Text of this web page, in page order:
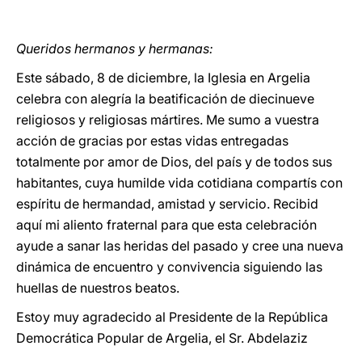
Queridos hermanos y hermanas:
Este sábado, 8 de diciembre, la Iglesia en Argelia
celebra con alegría la beatificación de diecinueve
religiosos y religiosas mártires. Me sumo a vuestra
acción de gracias por estas vidas entregadas
totalmente por amor de Dios, del país y de todos sus
habitantes, cuya humilde vida cotidiana compartís con
espíritu de hermandad, amistad y servicio. Recibid
aquí mi aliento fraternal para que esta celebración
ayude a sanar las heridas del pasado y cree una nueva
dinámica de encuentro y convivencia siguiendo las
huellas de nuestros beatos.
Estoy muy agradecido al Presidente de la República
Democrática Popular de Argelia, el Sr. Abdelaziz